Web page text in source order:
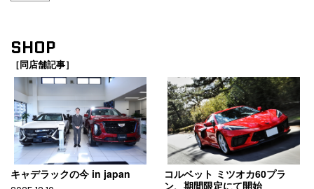
SHOP
［同店舗記事］
キャデラックの今 in japan
コルベット ミツオカ60プラ
ン、期間限定にて開始